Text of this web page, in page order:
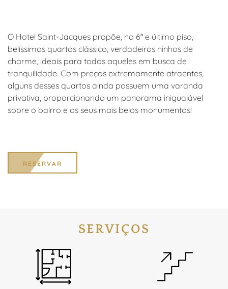
O Hotel Saint-Jacques propõe, no 6° e último piso,
belíssimos quartos clássico, verdadeiros ninhos de
charme, ideais para todos aqueles em busca de
tranquilidade. Com preços extremamente atraentes,
alguns desses quartos ainda possuem uma varanda
privativa, proporcionando um panorama inigualável
sobre o bairro e os seus mais belos monumentos!
RESERVAR
SERVIÇOS